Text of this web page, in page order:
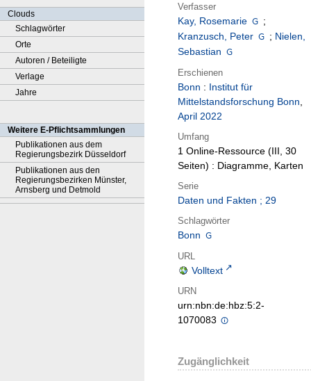
Clouds
Schlagwörter
Orte
Autoren / Beteiligte
Verlage
Jahre
Weitere E-Pflichtsammlungen
Publikationen aus dem
Regierungsbezirk Düsseldorf
Publikationen aus den
Regierungsbezirken Münster,
Arnsberg und Detmold
Verfasser
Kay, Rosemarie
;
Kranzusch, Peter
; Nielen,
Sebastian
Erschienen
Bonn : Institut für
Mittelstandsforschung Bonn,
April 2022
Umfang
1 Online-Ressource (III, 30
Seiten) : Diagramme, Karten
Serie
Daten und Fakten ; 29
Schlagwörter
Bonn
URL
Volltext
URN
urn:nbn:de:hbz:5:2-
1070083
Zugänglichkeit